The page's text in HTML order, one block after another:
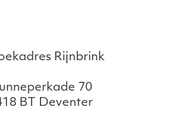
Rijnbrink
70
BT Deventer